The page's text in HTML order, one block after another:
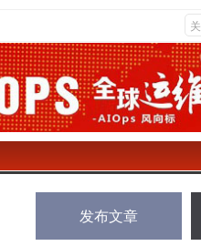
发布文章